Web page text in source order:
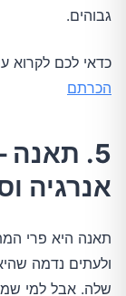
גבוהים.
כדאי לכם לקרוא
הכרתם
5.
אנרגיה
תאנה היא פרי
ולעתים נדמה
שלה. אבל למי